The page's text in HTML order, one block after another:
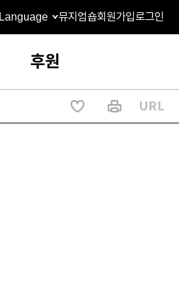
Language 뮤지엄숍회원가입로그인
후원
URL